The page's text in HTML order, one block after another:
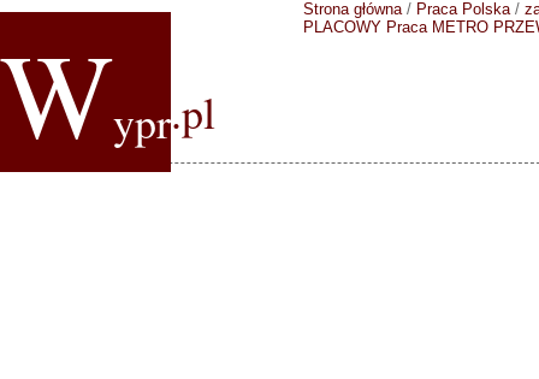
Wypr.pl
Strona główna/ Praca Polska/
PLACOWY Praca METRO